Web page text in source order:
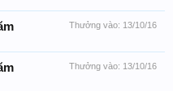
Thưởng vào: 13/10/16
Thưởng vào: 13/10/16